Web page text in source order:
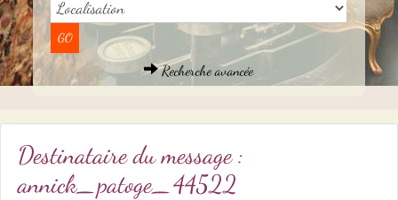
Recherche avancée
Destinataire du message :
annick_patoge_44522